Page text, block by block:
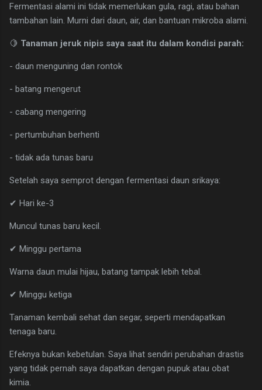
Fermentasi alami ini tidak memerlukan gula, ragi, atau bahan
tambahan lain. Murni dari daun, air, dan bantuan mikroba alami.
🍋 Tanaman jeruk nipis saya saat itu dalam kondisi parah:
- daun menguning dan rontok
- batang mengerut
- cabang mengering
- pertumbuhan berhenti
- tidak ada tunas baru
Setelah saya semprot dengan fermentasi daun srikaya:
✔ Hari ke-3
Muncul tunas baru kecil.
✔ Minggu pertama
Warna daun mulai hijau, batang tampak lebih tebal.
✔ Minggu ketiga
Tanaman kembali sehat dan segar, seperti mendapatkan
tenaga baru.
Efeknya bukan kebetulan. Saya lihat sendiri perubahan drastis
yang tidak pernah saya dapatkan dengan pupuk atau obat
kimia.